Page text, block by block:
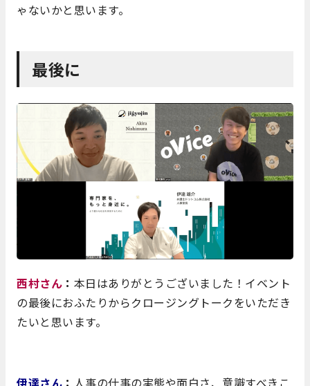
ゃないかと思います。
最後に
西村さん ： 本日はありがとうございました！イベント
の最後におふたりからクロージングトークをいただき
たいと思います。